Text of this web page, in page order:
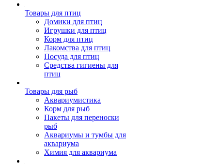
Товары для птиц
Домики для птиц
Игрушки для птиц
Корм для птиц
Лакомства для птиц
Посуда для птиц
Средства гигиены для
птиц
Товары для рыб
Аквариумистика
Корм для рыб
Пакеты для переноски
рыб
Аквариумы и тумбы для
аквариума
Химия для аквариума